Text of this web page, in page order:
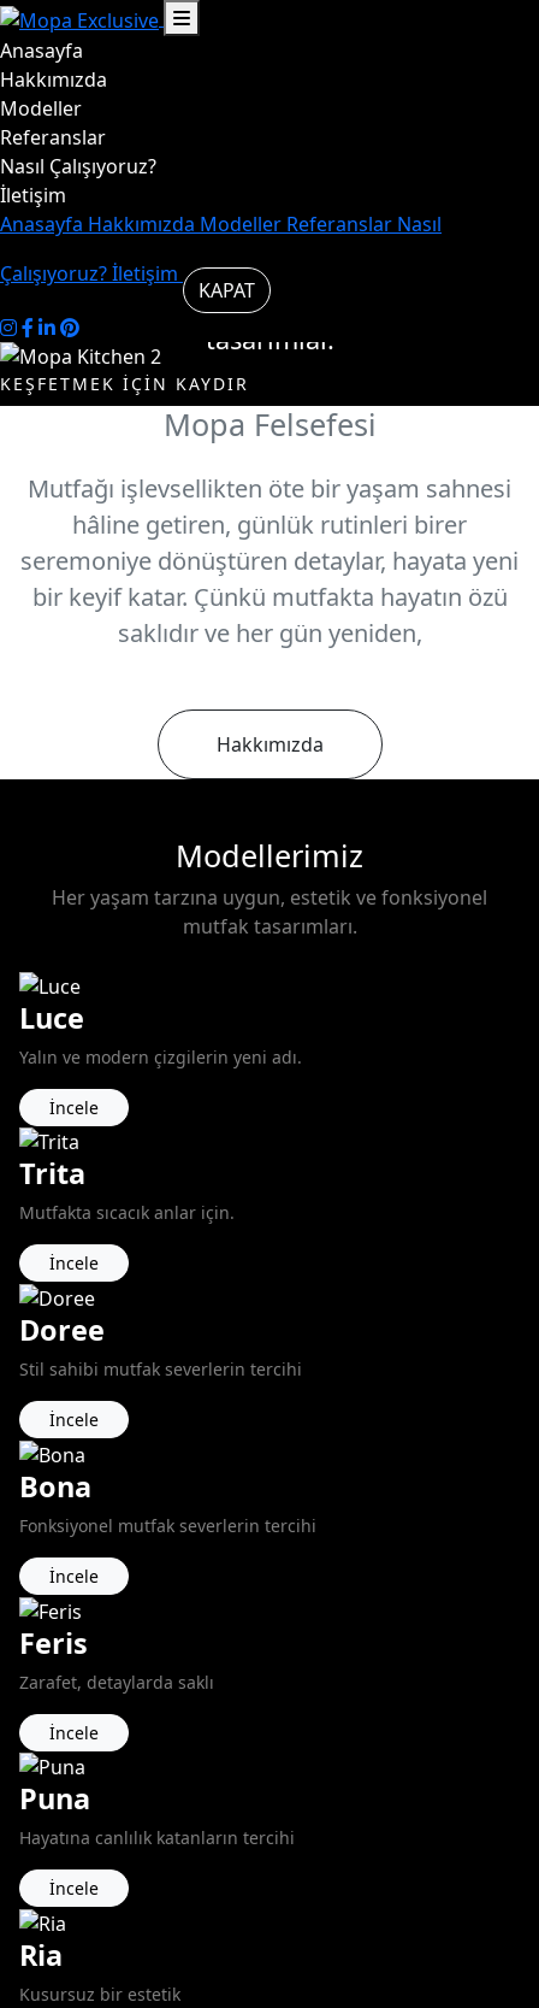
Anasayfa
Hakkımızda
Modeller
Referanslar
Nasıl Çalışıyoruz?
İletişim
Anasayfa Hakkımızda Modeller Referanslar Nasıl
Çalışıyoruz?İletişim
KAPAT
mutfakta
başlar.
Mutfakta şık ve özgün
tasarımlar.
Modelleri
İncele
Kimiz
KEŞFETMEK İÇİN KAYDIR
Mopa Felsefesi
Mutfağı işlevsellikten öte bir yaşam sahnesi
hâline getiren, günlük rutinleri birer
seremoniye dönüştüren detaylar, hayata yeni
bir keyif katar. Çünkü mutfakta hayatın özü
saklıdır ve her gün yeniden,
Hakkımızda
Modellerimiz
Her yaşam tarzına uygun, estetik ve fonksiyonel
mutfak tasarımları.
Luce
Yalın ve modern çizgilerin yeni adı.
İncele
Trita
Mutfakta sıcacık anlar için.
İncele
Doree
Stil sahibi mutfak severlerin tercihi
İncele
Bona
Fonksiyonel mutfak severlerin tercihi
İncele
Feris
Zarafet, detaylarda saklı
İncele
Puna
Hayatına canlılık katanların tercihi
İncele
Ria
Kusursuz bir estetik